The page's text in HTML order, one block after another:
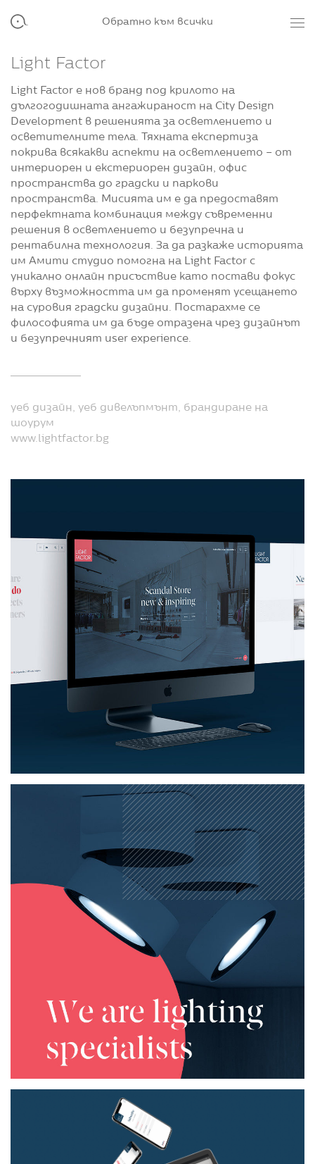
Обратно към всички
Light Factor
Light Factor е нов бранд под крилото на
дългогодишната ангажираност на City Design
Development в решенията за осветлението и
осветителните тела. Тяхната експертиза
покрива всякакви аспекти на осветлението – от
интериорен и екстериорен дизайн, офис
пространства до градски и паркови
пространства. Мисията им е да предоставят
перфектната комбинация между съвременни
решения в осветлението и безупречна и
рентабилна технология. За да разкаже историята
им Амити студио помогна на Light Factor с
уникално онлайн присъствие като постави фокус
върху възможността им да променят усещането
на суровия градски дизайни. Постарахме се
философията им да бъде отразена чрез дизайнът
и безупречният user experience.
уеб дизайн, уеб дивелъпмънт, брандиране на
шоурум
www.lightfactor.bg